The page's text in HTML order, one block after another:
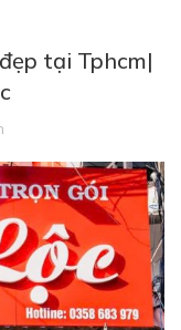
tại Tphcm|